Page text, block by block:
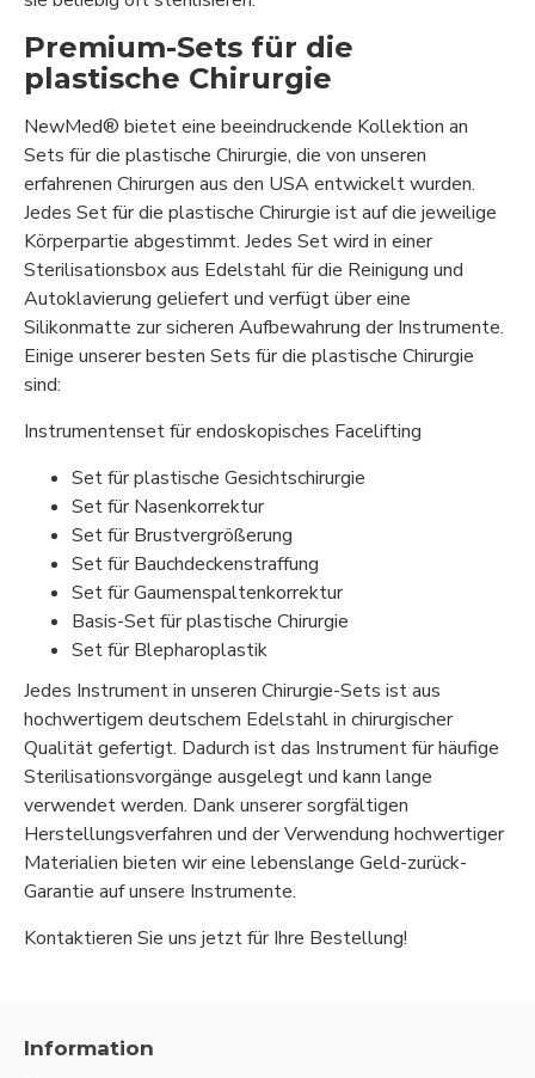
Premium-Sets für die
plastische Chirurgie
NewMed® bietet eine beeindruckende Kollektion an
Sets für die plastische Chirurgie, die von unseren
erfahrenen Chirurgen aus den USA entwickelt wurden.
Jedes Set für die plastische Chirurgie ist auf die jeweilige
Körperpartie abgestimmt. Jedes Set wird in einer
Sterilisationsbox aus Edelstahl für die Reinigung und
Autoklavierung geliefert und verfügt über eine
Silikonmatte zur sicheren Aufbewahrung der Instrumente.
Einige unserer besten Sets für die plastische Chirurgie
sind:
Instrumentenset für endoskopisches Facelifting
Set für plastische Gesichtschirurgie
Set für Nasenkorrektur
Set für Brustvergrößerung
Set für Bauchdeckenstraffung
Set für Gaumenspaltenkorrektur
Basis-Set für plastische Chirurgie
Set für Blepharoplastik
Jedes Instrument in unseren Chirurgie-Sets ist aus
hochwertigem deutschem Edelstahl in chirurgischer
Qualität gefertigt. Dadurch ist das Instrument für häufige
Sterilisationsvorgänge ausgelegt und kann lange
verwendet werden. Dank unserer sorgfältigen
Herstellungsverfahren und der Verwendung hochwertiger
Materialien bieten wir eine lebenslange Geld-zurück-
Garantie auf unsere Instrumente.
Kontaktieren Sie uns jetzt für Ihre Bestellung!
Information